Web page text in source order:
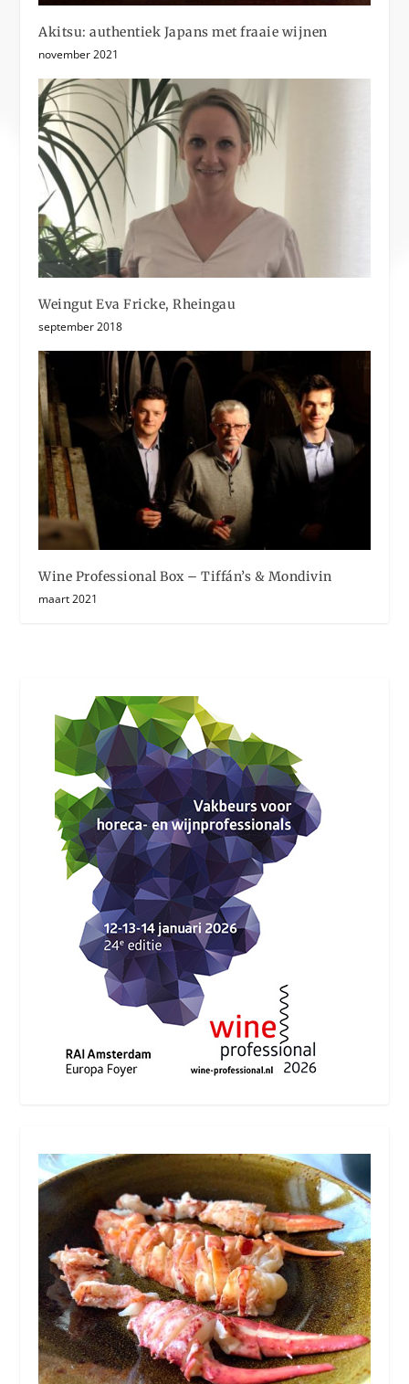
Akitsu: authentiek Japans met fraaie wijnen
november 2021
Weingut Eva Fricke, Rheingau
september 2018
Wine Professional Box – Tiffán’s & Mondivin
maart 2021